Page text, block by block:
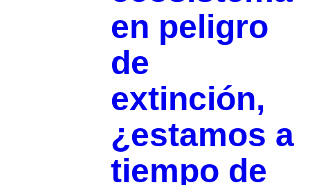
en peligro
de
extinción,
¿estamos a
tiempo de